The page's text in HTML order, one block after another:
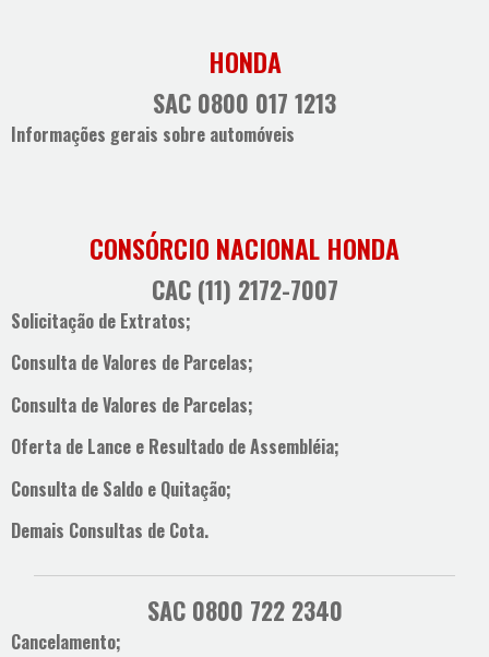
HONDA
SAC 0800 017 1213
Informações gerais sobre automóveis
CONSÓRCIO NACIONAL HONDA
CAC (11) 2172-7007
Solicitação de Extratos;
Consulta de Valores de Parcelas;
Consulta de Valores de Parcelas;
Oferta de Lance e Resultado de Assembléia;
Consulta de Saldo e Quitação;
Demais Consultas de Cota.
SAC 0800 722 2340
Cancelamento;